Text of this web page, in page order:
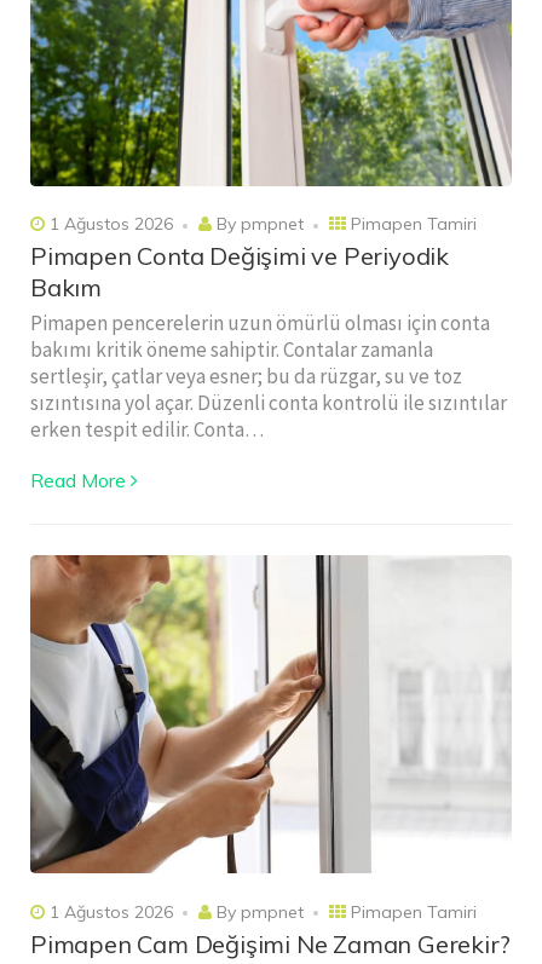
1 Ağustos 2026 By pmpnet Pimapen Tamiri
Pimapen Conta Değişimi ve Periyodik
Bakım
Pimapen pencerelerin uzun ömürlü olması için conta
bakımı kritik öneme sahiptir. Contalar zamanla
sertleşir, çatlar veya esner; bu da rüzgar, su ve toz
sızıntısına yol açar. Düzenli conta kontrolü ile sızıntılar
erken tespit edilir. Conta…
Read More
1 Ağustos 2026 By pmpnet Pimapen Tamiri
Pimapen Cam Değişimi Ne Zaman Gerekir?